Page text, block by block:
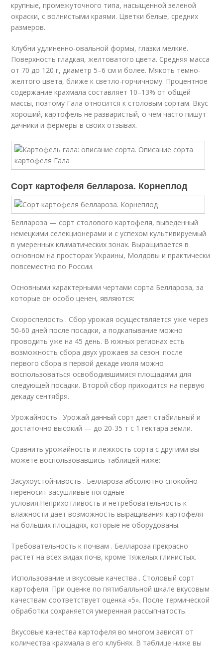
крупные, промежуточного типа, насыщенной зеленой
окраски, с волнистыми краями. Цветки белые, средних
размеров.
Клубни удлиненно-овальной формы, глазки мелкие.
Поверхность гладкая, желтоватого цвета. Средняя масса
от 70 до 120 г, диаметр 5–6 см и более. Мякоть темно-
желтого цвета, ближе к светло-горчичному. Процентное
содержание крахмала составляет 10–13% от общей
массы, поэтому Гала относится к столовым сортам. Вкус
хороший, картофель не разваристый, о чем часто пишут
дачники и фермеры в своих отзывах.
Сорт картофеля беллароза. Корнеплод
Беллароза — сорт столового картофеля, выведенный
немецкими селекционерами и с успехом культивируемый
в умеренных климатических зонах. Выращивается в
основном на просторах Украины, Молдовы и практически
повсеместно по России.
Основными характерными чертами сорта Беллароза, за
которые он особо ценен, являются:
Скороспелость . Сбор урожая осуществляется уже через
50-60 дней после посадки, а подкапывание можно
проводить уже на 45 день. В южных регионах есть
возможность сбора двух урожаев за сезон: после
первого сбора в первой декаде июля можно
воспользоваться освободившимися площадями для
следующей посадки. Второй сбор приходится на первую
декаду сентября.
Урожайность . Урожай данный сорт дает стабильный и
достаточно высокий — до 20-35 т с 1 гектара земли.
Сравнить урожайность и лежкость сорта с другими вы
можете воспользовавшись таблицей ниже:
Засухоустойчивость . Беллароза абсолютно спокойно
переносит засушливые погодные
условия.Неприхотливость и нетребовательность к
влажности дает возможность выращивания картофеля
на больших площадях, которые не оборудованы.
Требовательность к почвам . Беллароза прекрасно
растет на всех видах почв, кроме тяжелых глинистых.
Использование и вкусовые качества . Столовый сорт
картофеля. При оценке по пятибалльной шкале вкусовым
качествам соответствует оценка «5». После термической
обработки сохраняется умеренная рассыпчатость.
Вкусовые качества картофеля во многом зависят от
количества крахмала в его клубнях. В таблице ниже вы